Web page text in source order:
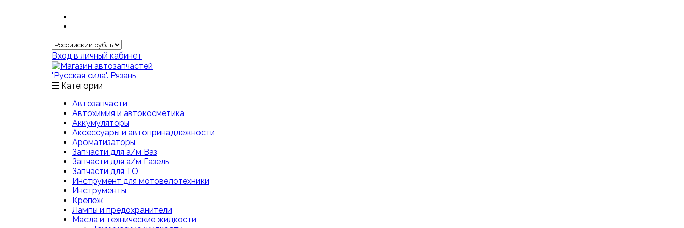
Вход в личный кабинет
Категории
Автозапчасти
Автохимия и автокосметика
Аккумуляторы
Аксессуары и автопринадлежности
Ароматизаторы
Запчасти для а/м Ваз
Запчасти для а/м Газель
Запчасти для ТО
Инструмент для мотовелотехники
Инструменты
Крепёж
Лампы и предохранители
Масла и технические жидкости